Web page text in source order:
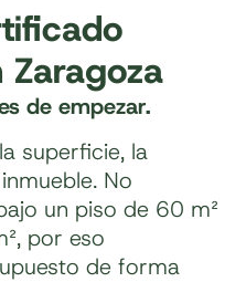
de empezar.
superficie, la
No
un piso de 60 m²
por eso
de forma